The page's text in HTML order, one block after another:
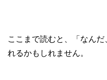
ここまで読むと、「なん
れるかもしれません。